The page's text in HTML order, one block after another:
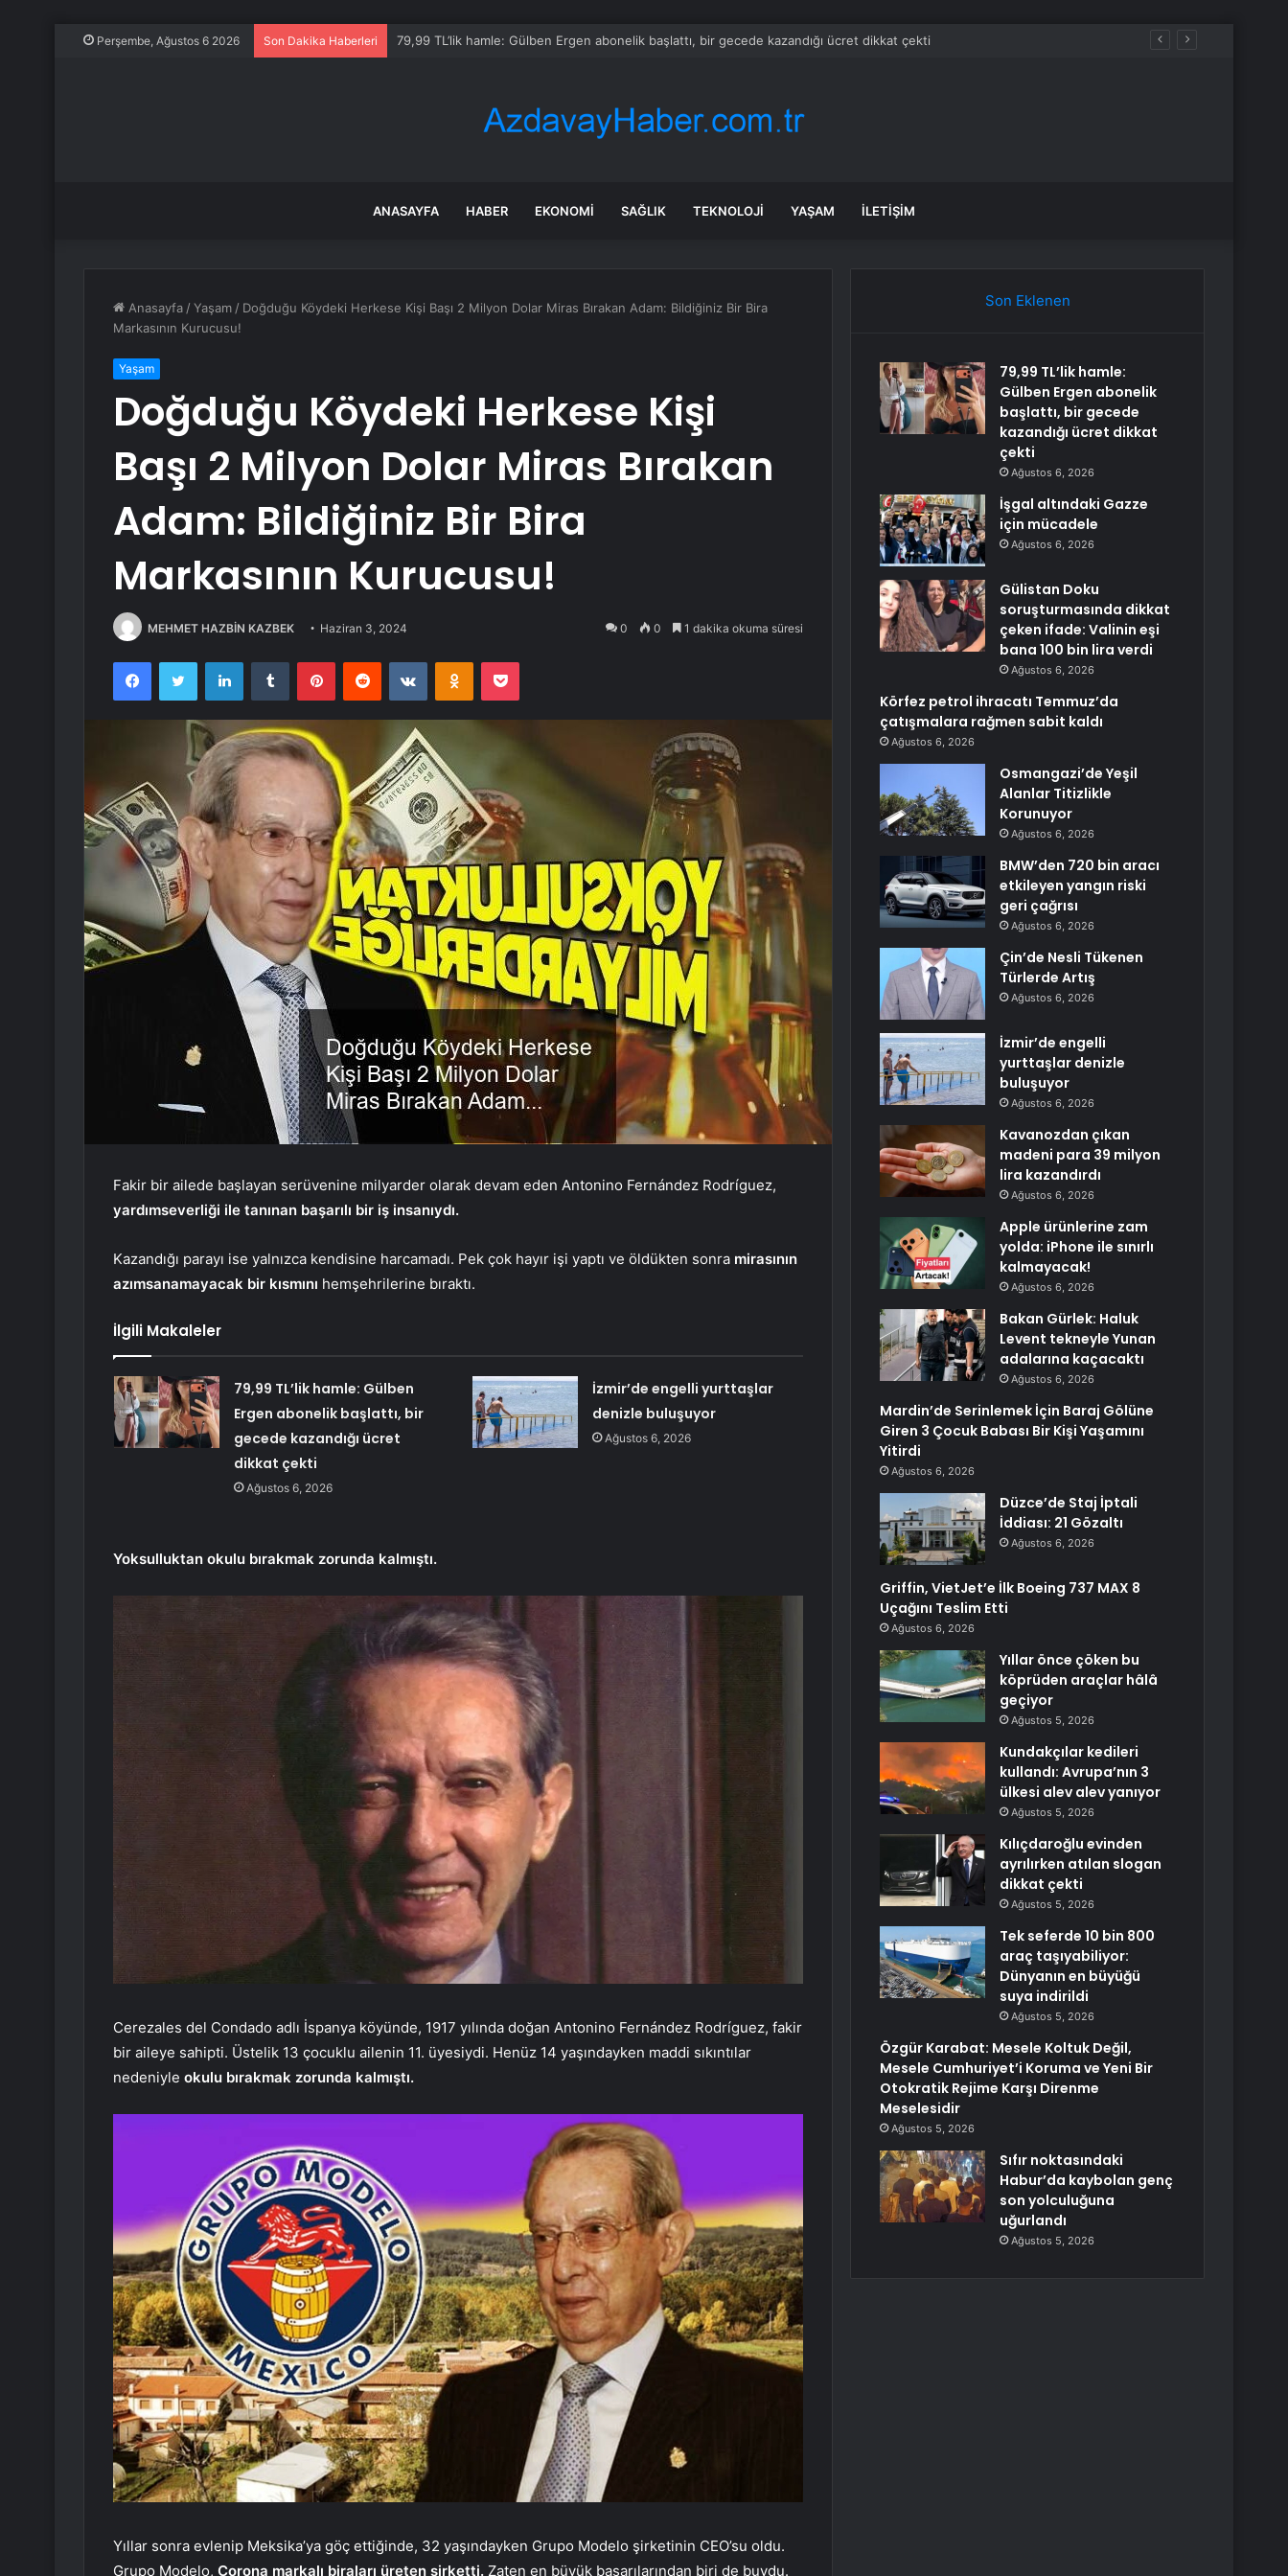
Perşembe, Ağustos 6 2026 Son Dakika Haberleri İşgal altındaki Gazze için mücadele
ANASAYFA HABER EKONOMI SAĞLIK TEKNOLOJI YAŞAM İLETIŞIM
Anasayfa /Yaşam / Doğduğu Köydeki Herkese Kişi Başı 2 Milyon Dolar Miras Bırakan Adam: Bildiğiniz Bir Bira
Markasının Kurucusu!
Yaşam
Doğduğu Köydeki Herkese Kişi
Başı 2 Milyon Dolar Miras Bırakan
Adam: Bildiğiniz Bir Bira
Markasının Kurucusu!
MEHMET HAZBİN KAZBEK Haziran 3, 2024 0 0 1 dakika okuma süresi
FacebookTwitter LinkedInTumblr PinterestReddit VKontakteOdnoklassniki
Pocket
Fakir bir ailede başlayan serüvenine milyarder olarak devam eden Antonino Fernández Rodríguez,
yardımseverliği ile tanınan başarılı bir iş insanıydı.
Kazandığı parayı ise yalnızca kendisine harcamadı. Pek çok hayır işi yaptı ve öldükten sonra mirasının
azımsanamayacak bir kısmını hemşehrilerine bıraktı.
İlgili Makaleler
79,99 TL’lik hamle: Gülben
Ergen abonelik başlattı, bir
gecede kazandığı ücret
dikkat çekti
Ağustos 6, 2026
İzmir’de engelli yurttaşlar
denizle buluşuyor
Ağustos 6, 2026
Yoksulluktan okulu bırakmak zorunda kalmıştı.
Cerezales del Condado adlı İspanya köyünde, 1917 yılında doğan Antonino Fernández Rodríguez, fakir
bir aileye sahipti. Üstelik 13 çocuklu ailenin 11. üyesiydi. Henüz 14 yaşındayken maddi sıkıntılar
nedeniyle okulu bırakmak zorunda kalmıştı.
Yıllar sonra evlenip Meksika’ya göç ettiğinde, 32 yaşındayken Grupo Modelo şirketinin CEO’su oldu.
Grupo Modelo, Corona markalı biraları üreten şirketti. Zaten en büyük başarılarından biri de buydu.
Son Eklenen
79,99 TL’lik hamle:
Gülben Ergen abonelik
başlattı, bir gecede
kazandığı ücret dikkat
çekti
Ağustos 6, 2026
İşgal altındaki Gazze
için mücadele
Ağustos 6, 2026
Gülistan Doku
soruşturmasında dikkat
çeken ifade: Valinin eşi
bana 100 bin lira verdi
Ağustos 6, 2026
Körfez petrol ihracatı Temmuz’da
çatışmalara rağmen sabit kaldı
Ağustos 6, 2026
Osmangazi’de Yeşil
Alanlar Titizlikle
Korunuyor
Ağustos 6, 2026
BMW’den 720 bin aracı
etkileyen yangın riski
geri çağrısı
Ağustos 6, 2026
Çin’de Nesli Tükenen
Türlerde Artış
Ağustos 6, 2026
İzmir’de engelli
yurttaşlar denizle
buluşuyor
Ağustos 6, 2026
Kavanozdan çıkan
madeni para 39 milyon
lira kazandırdı
Ağustos 6, 2026
Apple ürünlerine zam
yolda: iPhone ile sınırlı
kalmayacak!
Ağustos 6, 2026
Bakan Gürlek: Haluk
Levent tekneyle Yunan
adalarına kaçacaktı
Ağustos 6, 2026
Mardin’de Serinlemek İçin Baraj Gölüne
Giren 3 Çocuk Babası Bir Kişi Yaşamını
Yitirdi
Ağustos 6, 2026
Düzce’de Staj İptali
İddiası: 21 Gözaltı
Ağustos 6, 2026
Griffin, VietJet’e İlk Boeing 737 MAX 8
Uçağını Teslim Etti
Ağustos 6, 2026
Yıllar önce çöken bu
köprüden araçlar hâlâ
geçiyor
Ağustos 5, 2026
Kundakçılar kedileri
kullandı: Avrupa’nın 3
ülkesi alev alev yanıyor
Ağustos 5, 2026
Kılıçdaroğlu evinden
ayrılırken atılan slogan
dikkat çekti
Ağustos 5, 2026
Tek seferde 10 bin 800
araç taşıyabiliyor:
Dünyanın en büyüğü
suya indirildi
Ağustos 5, 2026
Özgür Karabat: Mesele Koltuk Değil,
Mesele Cumhuriyet’i Koruma ve Yeni Bir
Otokratik Rejime Karşı Direnme
Meselesidir
Ağustos 5, 2026
Sıfır noktasındaki
Habur’da kaybolan genç
son yolculuğuna
uğurlandı
Ağustos 5, 2026